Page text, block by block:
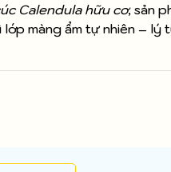
Calendula hữu cơ, sản
màng ẩm tự nhiên –